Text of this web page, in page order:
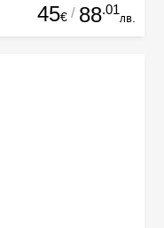
45€ / 88.01
лв.